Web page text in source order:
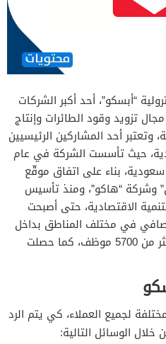
“أبسكو”، أحد أكبر الشركات
تزويد وقود الطائرات وإنتاج
وتعتبر أحد المشاركين الرئيسيين
حيث تأسست الشركة في عام
سعودية، بناء على اتفاق موقّع
وشركة “هاكو”، ومنذ تأسيس
الاقتصادية، حتى أصبحت
الشركة مايقرب من 10 مصافي في مختلف المناطق بداخل
وخارج المملكة، ويعمل لديها أكثر من 5700 موظف، كما حصلت
لجميع العملاء، كي يتم الرد
الوسائل التالية: